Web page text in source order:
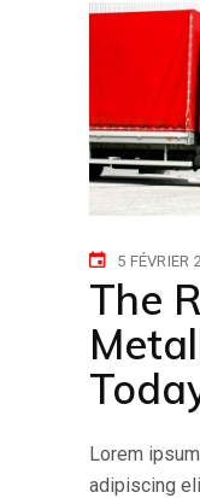
5 FÉVRIER
The
Lorem
adipiscing